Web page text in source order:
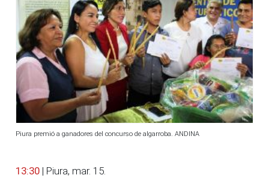
Piura premió a ganadores del concurso de algarroba. ANDINA
13:30 | Piura, mar. 15.